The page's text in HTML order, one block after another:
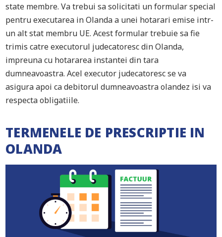
state membre. Va trebui sa solicitati un formular special
pentru executarea in Olanda a unei hotarari emise intr-
un alt stat membru UE. Acest formular trebuie sa fie
trimis catre executorul judecatoresc din Olanda,
impreuna cu hotararea instantei din tara
dumneavoastra. Acel executor judecatoresc se va
asigura apoi ca debitorul dumneavoastra olandez isi va
respecta obligatiile.
TERMENELE DE PRESCRIPTIE IN
OLANDA